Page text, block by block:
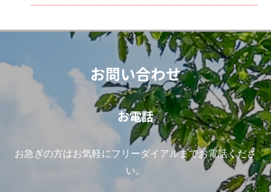
お問い合わせ
お電話
お急ぎの方はお気軽にフリーダイアルまでお電話くださ
い。